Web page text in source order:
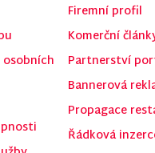
Firemní profil
Komerční
Partnerství
Bannerová
Propagace
Řádková